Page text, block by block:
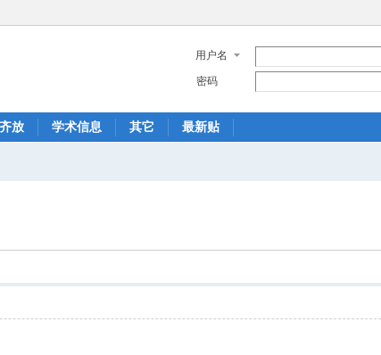
用户名
密码
放 学术信息 其它 最新贴